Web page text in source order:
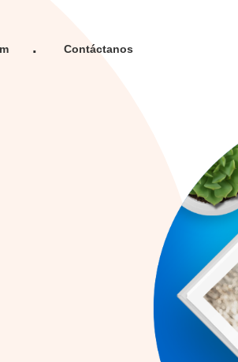
Contáctanos